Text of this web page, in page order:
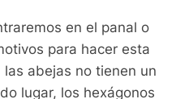
en el panal o
para hacer esta
las abejas no tienen un
lugar, los hexágonos